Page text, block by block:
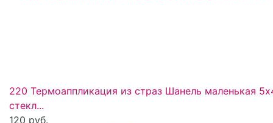
220 Термоаппликация из страз Шанель маленькая
стекл...
120 руб.